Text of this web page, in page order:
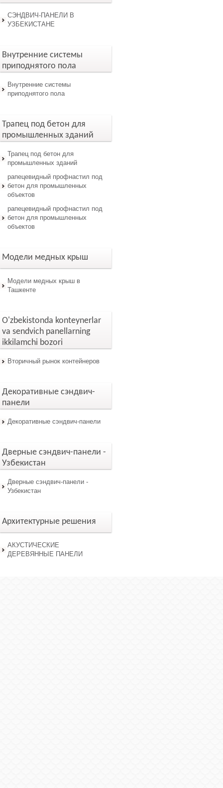
СЭНДВИЧ-ПАНЕЛИ В
УЗБЕКИСТАНЕ
Внутренние системы
приподнятого пола
Внутренние системы
приподнятого пола
Трапец под бетон для
промышленных зданий
Трапец под бетон для
промышленных зданий
рапецевидный профнастил под
бетон для промышленных
объектов
рапецевидный профнастил под
бетон для промышленных
объектов
Модели медных крыш
Модели медных крыш в
Ташкенте
O'zbekistonda konteynerlar
va sendvich panellarning
ikkilamchi bozori
Вторичный рынок контейнеров
Декоративные сэндвич-
панели
Декоративные сэндвич-панели
Дверные сэндвич-панели -
Узбекистан
Дверные сэндвич-панели -
Узбекистан
Архитектурные решения
АКУСТИЧЕСКИЕ
ДЕРЕВЯННЫЕ ПАНЕЛИ